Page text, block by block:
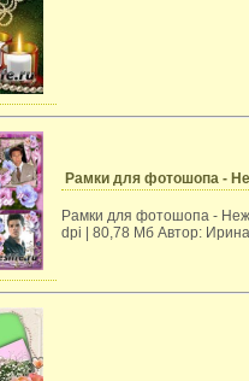
Рамки для фотошопа -
Рамки для фотошопа -
dpi | 80,78 Mб Автор: